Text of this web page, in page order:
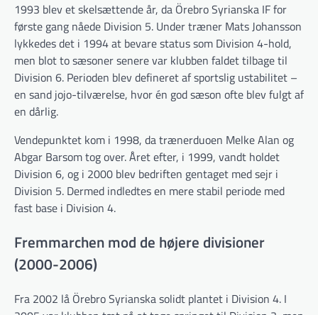
1993 blev et skelsættende år, da Örebro Syrianska IF for
første gang nåede Division 5. Under træner Mats Johansson
lykkedes det i 1994 at bevare status som Division 4-hold,
men blot to sæsoner senere var klubben faldet tilbage til
Division 6. Perioden blev defineret af sportslig ustabilitet –
en sand jojo-tilværelse, hvor én god sæson ofte blev fulgt af
en dårlig.
Vendepunktet kom i 1998, da trænerduoen Melke Alan og
Abgar Barsom tog over. Året efter, i 1999, vandt holdet
Division 6, og i 2000 blev bedriften gentaget med sejr i
Division 5. Dermed indledtes en mere stabil periode med
fast base i Division 4.
Fremmarchen mod de højere divisioner
(2000-2006)
Fra 2002 lå Örebro Syrianska solidt plantet i Division 4. I